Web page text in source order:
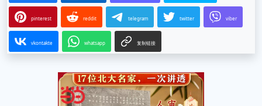
pinterest reddit telegram twitter viber
vkontakte whatsapp 复制链接